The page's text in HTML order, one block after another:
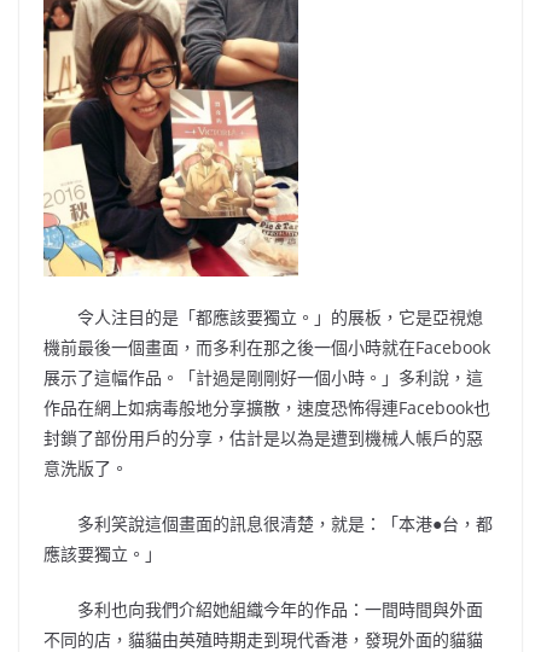
令人注目的是「都應該要獨立。」的展板，它是亞視熄
機前最後一個畫面，而多利在那之後一個小時就在Facebook
展示了這幅作品。「計過是剛剛好一個小時。」多利說，這
作品在網上如病毒般地分享擴散，速度恐怖得連Facebook也
封鎖了部份用戶的分享，估計是以為是遭到機械人帳戶的惡
意洗版了。
多利笑說這個畫面的訊息很清楚，就是：「本港●台，都
應該要獨立。」
多利也向我們介紹她組織今年的作品：一間時間與外面
不同的店，貓貓由英殖時期走到現代香港，發現外面的貓貓